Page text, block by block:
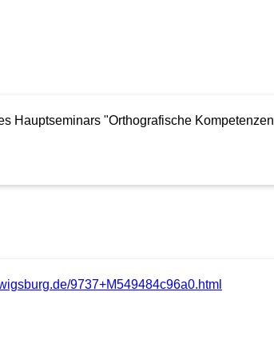
Hauptseminars "Orthografische
9737+M549484c96a0.html